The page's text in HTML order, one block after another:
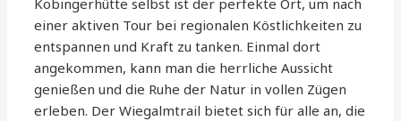
Kobingerhütte selbst ist der perfekte Ort, um nach
einer aktiven Tour bei regionalen Köstlichkeiten zu
entspannen und Kraft zu tanken. Einmal dort
angekommen, kann man die herrliche Aussicht
genießen und die Ruhe der Natur in vollen Zügen
erleben. Der Wiegalmtrail bietet sich für alle an, die